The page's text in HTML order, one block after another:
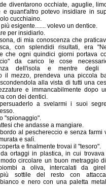
diventarono occhiate, aguglie,
e quant'altro potevo insidiare in
cucchiaino.
esigente....... volevo un dentice.
per insidiarlo.
di mia conoscenza che
con splendidi risultati, era
che ogni quindici giorni portava
da carico le cose
dell'isola e mentre degli
il mezzo, prendeva una piccola
alla vista di tutti una
e immancabilmente dopo
con dei dentici.
a svelarmi i suoi
"spionaggio".
che andasse a mangiare.
al peschereccio e senza farmi
e salì.
e finalmente trovai il "tesoro".
ortaggi in plastica, in cui trovava
circolare un buon metraggio
a oliva, intercalati da
più sottile del resto con
e nero con una paletta